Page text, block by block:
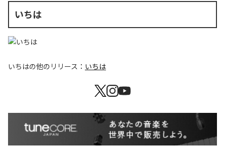
いちは
いちはの他のリリース： いちは